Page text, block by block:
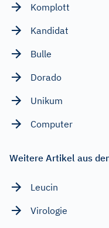
Komplott
Kandidat
Bulle
Dorado
Unikum
Computer
Weitere Artikel aus
Leucin
Virologie